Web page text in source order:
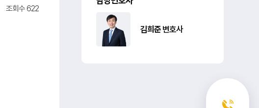
조회수 622
김희준 변호사